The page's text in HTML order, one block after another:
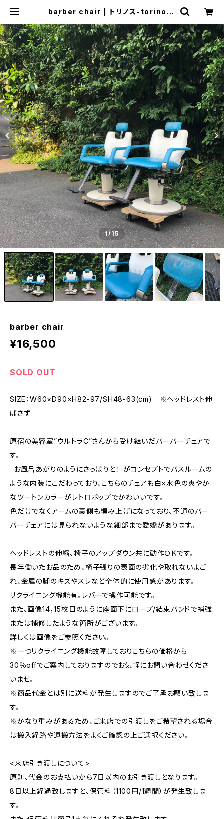
barber chair | トリノス-torinoth
プ・古着
1/15
barber chair
¥16,500
SOLD OUT
SIZE：W60×D90×H82-97/SH48-63(cm) ※ヘッドレスト伸
ばさず
原宿の美容室”ウルトラC”さんから受け継いだバーバーチェアで
す。
「お風呂あがりのようにさっぱりと！」がコンセプトでバスルームの
ような内装にこだわっており、こちらのチェアも白×水色の爽やか
なツートンカラーがレトロポップでかわいいです。
色だけでなくアームの裏側も編み上げになっており、不通のバー
バーチェアには見られないような細部まで愛嬌があります。
ヘッドレストの伸縮、椅子のアップダウン共に動作ＯＫです。
長年働いたお品のため、椅子張りの表面の劣化や取れないよご
れ、金属の脚のキズやスレなど全体的に使用感があります。
リクライニング機能有。レバーで操作可能です。
また、画像14，15枚目のように座面下にロープ/結束バンドで補強
または補修したような箇所がございます。
詳しくは画像をご参照ください。
※一つリクライニング機能故障しておりこちらの価格から
30％offでご案内しておりますのでお気軽にお問い合わせくださ
いませ。
※商品代金とは別に送料が発生しますのでご了承お願い致しま
す。
※かなり重みがあるため、ご来店での引渡しをご希望される場合
は搬入経路や運搬方法をよくご確認の上ご選択ください。
<来店引き渡しについて>
原則、代金のお支払いから7日以内のお引き渡しとなります。
8日以上経過致しますと、保管料（1100円/1週間）が発生致しま
す。